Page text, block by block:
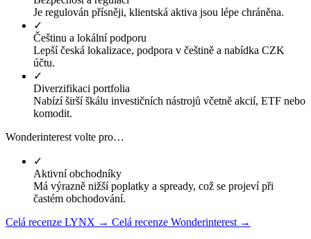
Je regulován přísněji, klientská aktiva jsou lépe chráněna.
✓
Češtinu a lokální podporu
Lepší česká lokalizace, podpora v češtině a nabídka CZK
účtu.
✓
Diverzifikaci portfolia
Nabízí širší škálu investičních nástrojů včetně akcií, ETF nebo
komodit.
Wonderinterest volte pro…
✓
Aktivní obchodníky
Má výrazně nižší poplatky a spready, což se projeví při
častém obchodování.
Celá recenze LYNX → Celá recenze Wonderinterest →